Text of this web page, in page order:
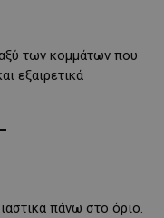
των κομμάτων που
εξαιρετικά
πάνω στο όριο.